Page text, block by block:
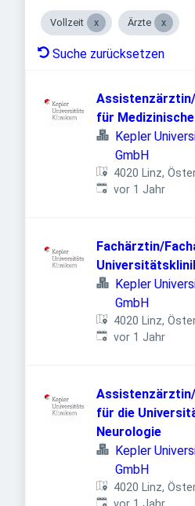
Vollzeit Ärzte
Suche zurücksetzen
für
Kepler
GmbH
4020 Linz,
Veröffentlicht
vor 1 Jahr
Fachärztin/
Kepler
GmbH
4020 Linz,
Veröffentlicht
vor 1 Jahr
für die
Neurologie
Kepler
GmbH
4020 Linz,
Veröffentlicht